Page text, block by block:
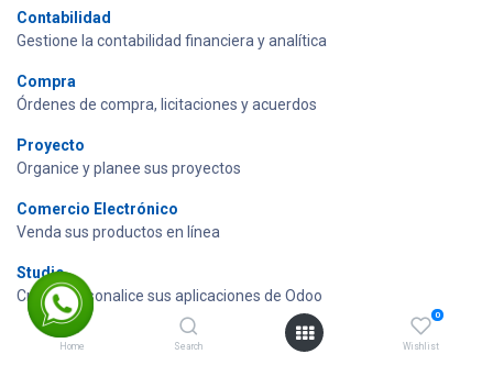
Home Search
0
Wishlist
Contabilidad
Gestione la contabilidad financiera y analítica
Compra
Órdenes de compra, licitaciones y acuerdos
Proyecto
Organice y planee sus proyectos
Comercio Electrónico
Venda sus productos en línea
Studio
Cree y personalice sus aplicaciones de Odoo
Stock Valuation by Lot | Stock Valuation by Serial | Stock